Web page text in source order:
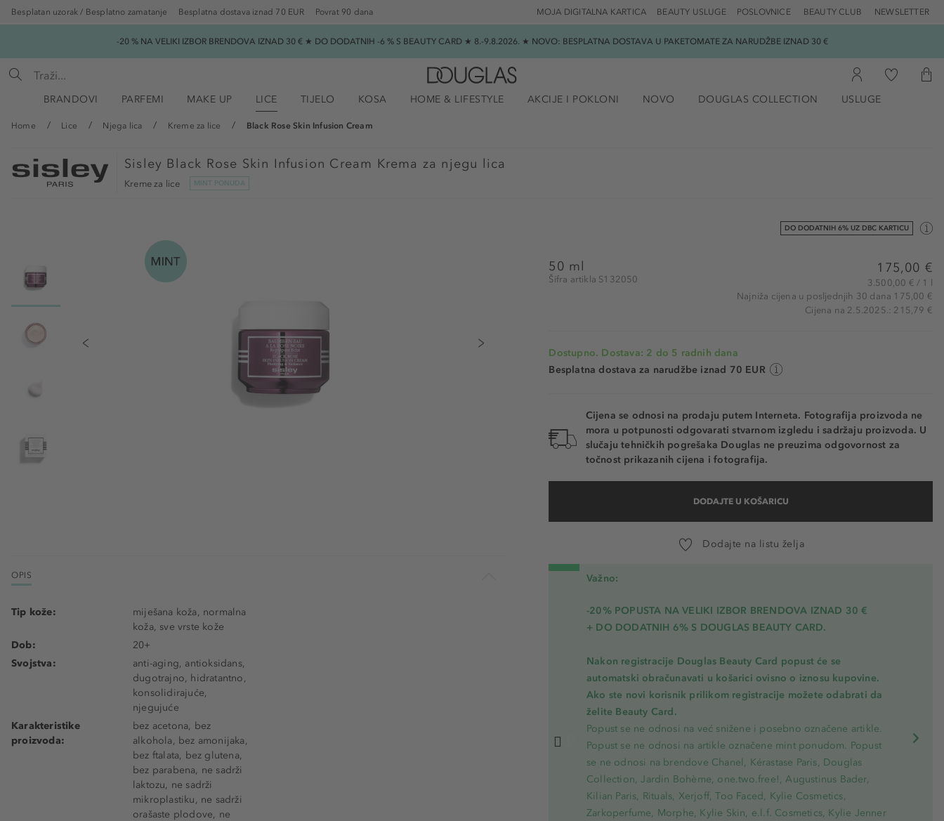
Besplatan uzorak / Besplatno zamatanje Besplatna dostava iznad 70 EUR Povrat 90 dana POSLOVNICE BEAUTY CLUB NEWSLETTER
BEAUTY USLUGE
MOJA DIGITALNA KARTICA
-20 % NA VELIKI IZBOR BRENDOVA IZNAD 30 € ★ DO DODATNIH -6 % S BEAUTY CARD ★ 8.-9.8.2026. ★ NOVO: BESPLATNA DOSTAVA U PAKETOMATE ZA NARUDŽBE IZNAD 30 €
BRANDOVI PARFEMI MAKE UP LICE TIJELO KOSA HOME & LIFESTYLE AKCIJE I POKLONI NOVO DOUGLAS COLLECTION USLUGE
Home Lice Njega lica Kreme za lice Black Rose Skin Infusion Cream
Sisley Black Rose Skin Infusion Cream Krema za njegu lica
Kreme za lice MINT PONUDA
DO DODATNIH 6% UZ DBC KARTICU
50 ml
Šifra artikla S132050
175,00 €
3.500,00 € / 1 l
Najniža cijena u posljednjih 30 dana 175,00 €
Cijena na 2.5.2025.: 215,79 €
Dostupno. Dostava: 2 do 5 radnih dana
Besplatna dostava za narudžbe iznad 70 EUR
Cijena se odnosi na prodaju putem Interneta. Fotografija proizvoda ne
mora u potpunosti odgovarati stvarnom izgledu i sadržaju proizvoda. U
slučaju tehničkih pogrešaka Douglas ne preuzima odgovornost za
točnost prikazanih cijena i fotografija.
DODAJTE U KOŠARICU
Dodajte na listu želja
Važno:
-20% POPUSTA NA VELIKI IZBOR BRENDOVA IZNAD 30 €
+ DO DODATNIH 6% S DOUGLAS BEAUTY CARD.
Nakon registracije Douglas Beauty Card popust će se
automatski obračunavati u košarici ovisno o iznosu kupovine.
Ako ste novi korisnik prilikom registracije možete odabrati da
želite Beauty Card.
Popust se ne odnosi na već snižene i posebno označene artikle.
Popust se ne odnosi na artikle označene mint ponudom. Popust
se ne odnosi na brendove Chanel, Kérastase Paris, Douglas
Collection, Jardin Bohème, one.two.free!, Augustinus Bader,
Kilian Paris, Rituals, Xerjoff, Too Faced, Kylie Cosmetics,
Zarkoperfume, Morphe, Kylie Skin, e.l.f. Cosmetics, Kylie Jenner
OPIS
Tip kože:
miješana koža, normalna
koža, sve vrste kože
Dob:
20+
Svojstva:
anti-aging, antioksidans,
dugotrajno, hidratantno,
konsolidirajuće,
njegujuće
Karakteristike
proizvoda:
bez acetona, bez
alkohola, bez amonijaka,
bez ftalata, bez glutena,
bez parabena, ne sadrži
laktozu, ne sadrži
mikroplastiku, ne sadrži
orašaste plodove, ne